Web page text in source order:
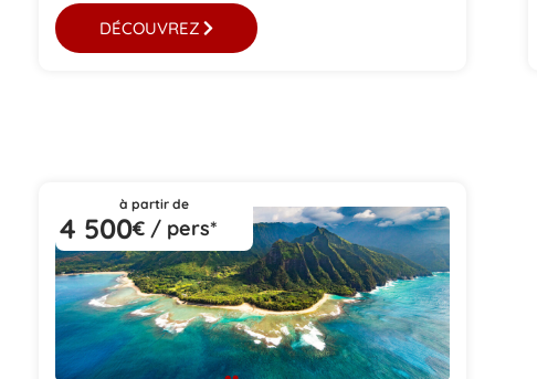
DÉCOUVREZ
à partir de
4 500€ / pers*